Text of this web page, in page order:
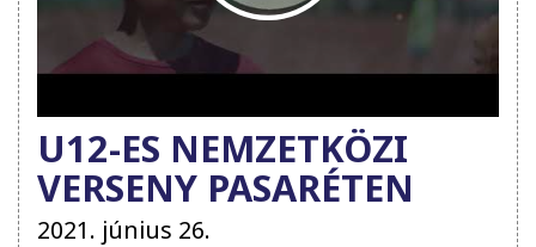
U12-ES NEMZETKÖZI
VERSENY PASARÉTEN
2021. június 26.